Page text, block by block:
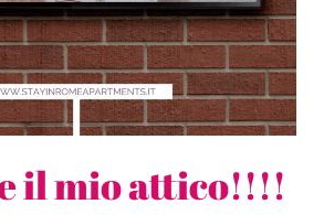
il mio attico!!!!